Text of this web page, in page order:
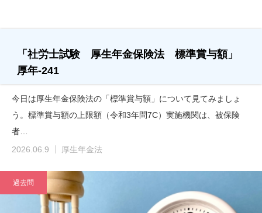
「社労士試験 厚生年金保険法 標準賞与額」
厚年-241
今日は厚生年金保険法の「標準賞与額」について見てみましょ
う。標準賞与額の上限額（令和3年問7C）実施機関は、被保険
者…
2026.06.9
厚生年金法
過去問